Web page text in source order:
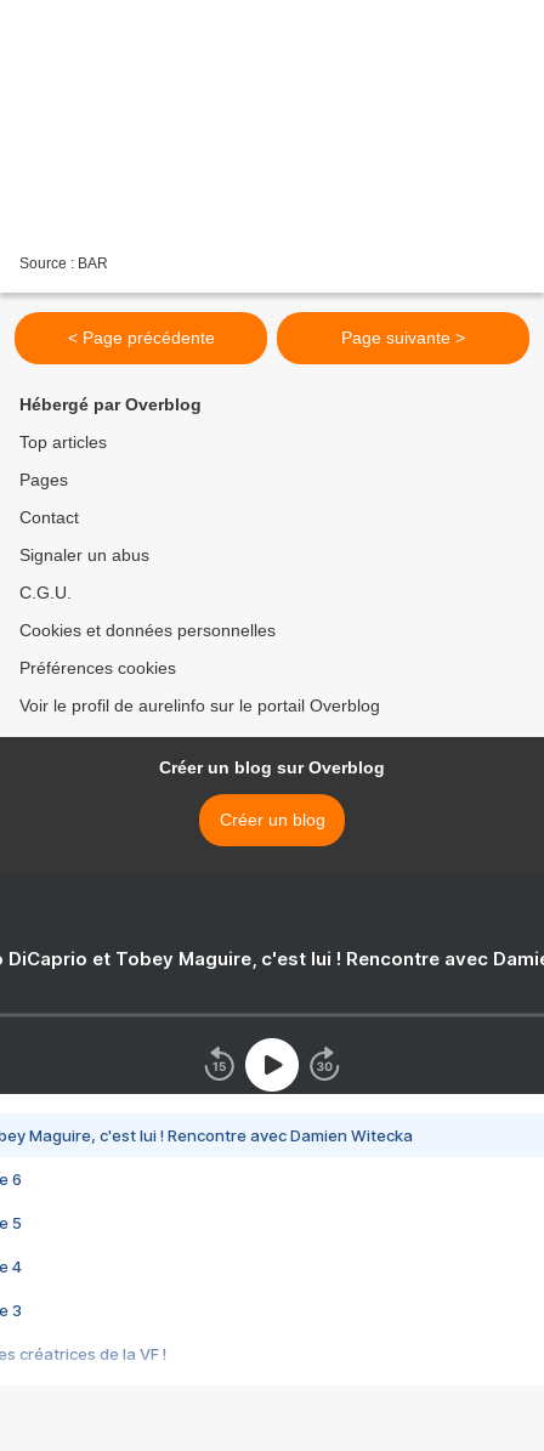
Source : BAR
< Page précédente Page suivante >
Hébergé par Overblog
Top articles
Pages
Contact
Signaler un abus
C.G.U.
Cookies et données personnelles
Préférences cookies
Voir le profil de aurelinfo sur le portail Overblog
Créer un blog sur Overblog
Créer un blog
DiCaprio et Tobey Maguire, c'est lui ! Rencontre avec
Maguire, c'est lui ! Rencontre avec Damien Witecka
6
5
4
3
créatrices de la VF !